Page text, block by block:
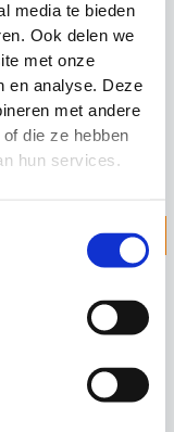
media te bieden
Ook delen we
met onze
en analyse. Deze
met andere
die ze hebben
hun services.
ZOEKEN